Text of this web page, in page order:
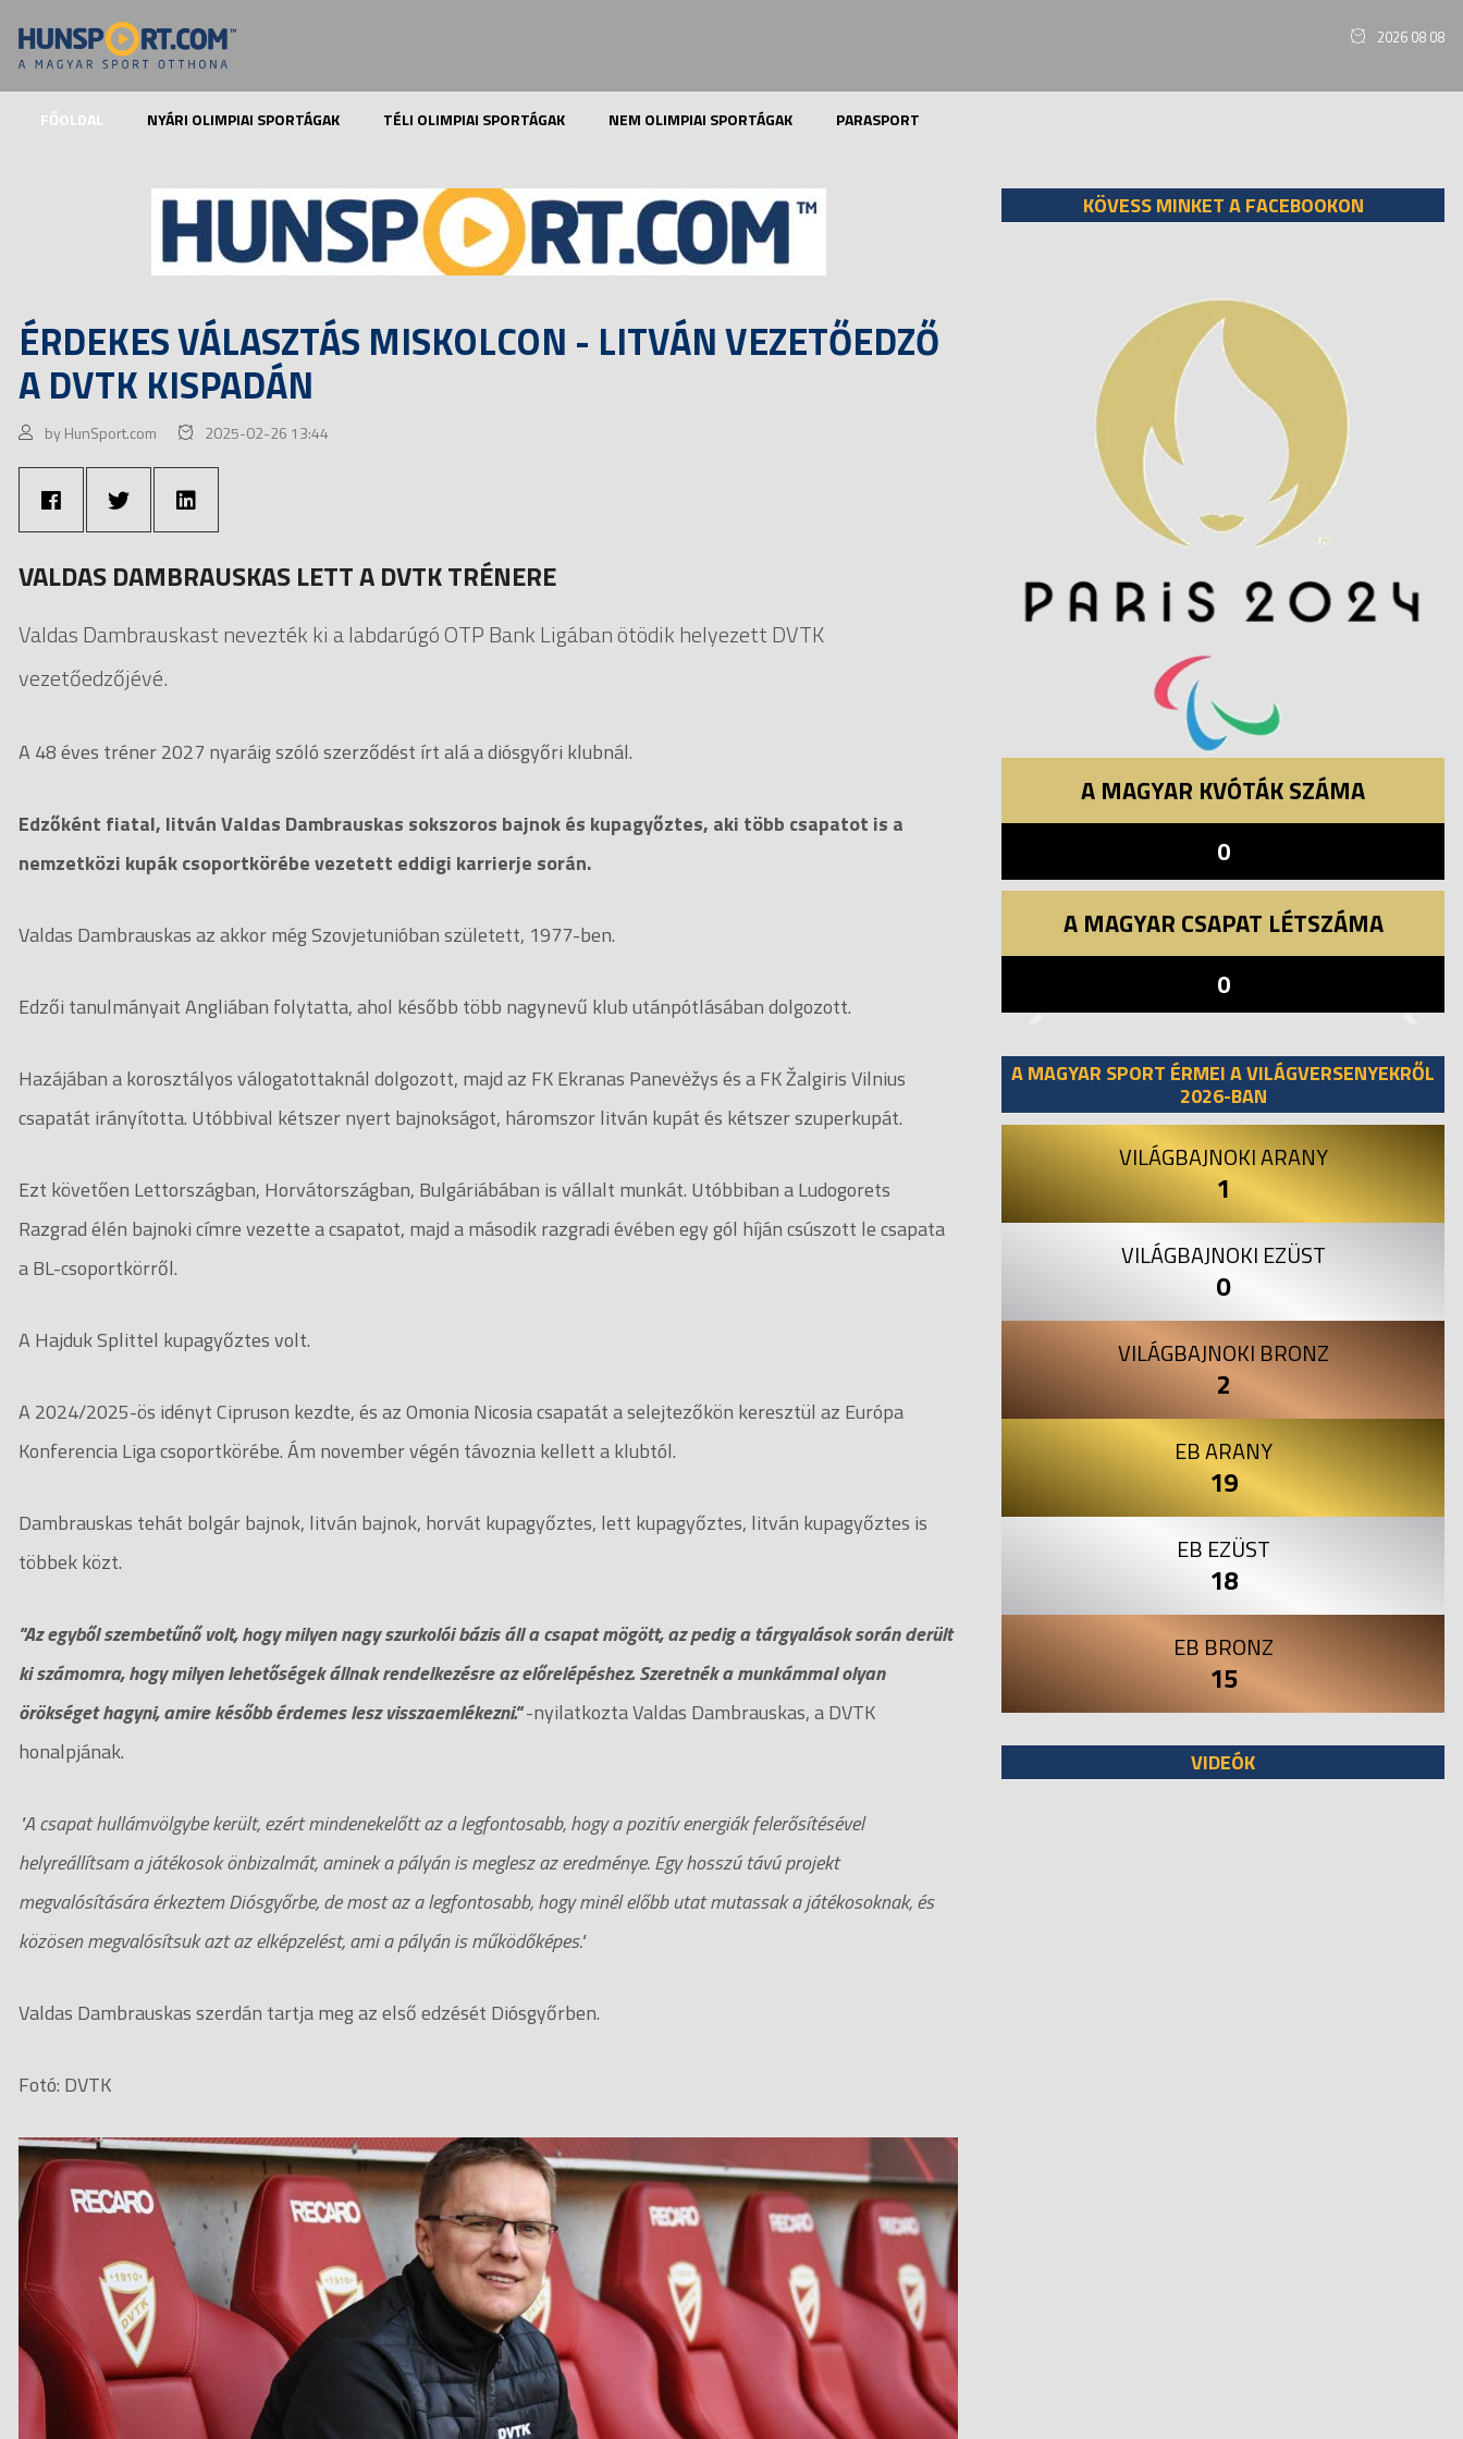
2026 08 08
FŐOLDAL NYÁRI OLIMPIAI SPORTÁGAK TÉLI OLIMPIAI SPORTÁGAK NEM OLIMPIAI SPORTÁGAK PARASPORT
ÉRDEKES VÁLASZTÁS MISKOLCON - LITVÁN VEZETŐEDZŐ
A DVTK KISPADÁN
by HunSport.com 2025-02-26 13:44
VALDAS DAMBRAUSKAS LETT A DVTK TRÉNERE
Valdas Dambrauskast nevezték ki a labdarúgó OTP Bank Ligában ötödik helyezett DVTK
vezetőedzőjévé.
A 48 éves tréner 2027 nyaráig szóló szerződést írt alá a diósgyőri klubnál.
Edzőként fiatal, litván Valdas Dambrauskas sokszoros bajnok és kupagyőztes, aki több csapatot is a
nemzetközi kupák csoportkörébe vezetett eddigi karrierje során.
Valdas Dambrauskas az akkor még Szovjetunióban született, 1977-ben.
Edzői tanulmányait Angliában folytatta, ahol később több nagynevű klub utánpótlásában dolgozott.
Hazájában a korosztályos válogatottaknál dolgozott, majd az FK Ekranas Panevėžys és a FK Žalgiris Vilnius
csapatát irányította. Utóbbival kétszer nyert bajnokságot, háromszor litván kupát és kétszer szuperkupát.
Ezt követően Lettországban, Horvátországban, Bulgáriábában is vállalt munkát. Utóbbiban a Ludogorets
Razgrad élén bajnoki címre vezette a csapatot, majd a második razgradi évében egy gól híján csúszott le csapata
a BL-csoportkörről.
A Hajduk Splittel kupagyőztes volt.
A 2024/2025-ös idényt Cipruson kezdte, és az Omonia Nicosia csapatát a selejtezőkön keresztül az Európa
Konferencia Liga csoportkörébe. Ám november végén távoznia kellett a klubtól.
Dambrauskas tehát bolgár bajnok, litván bajnok, horvát kupagyőztes, lett kupagyőztes, litván kupagyőztes is
többek közt.
"Az egyből szembetűnő volt, hogy milyen nagy szurkolói bázis áll a csapat mögött, az pedig a tárgyalások során derült
ki számomra, hogy milyen lehetőségek állnak rendelkezésre az előrelépéshez. Szeretnék a munkámmal olyan
örökséget hagyni, amire később érdemes lesz visszaemlékezni."-nyilatkozta Valdas Dambrauskas, a DVTK
honalpjának.
"A csapat hullámvölgybe került, ezért mindenekelőtt az a legfontosabb, hogy a pozitív energiák felerősítésével
helyreállítsam a játékosok önbizalmát, aminek a pályán is meglesz az eredménye. Egy hosszú távú projekt
megvalósítására érkeztem Diósgyőrbe, de most az a legfontosabb, hogy minél előbb utat mutassak a játékosoknak, és
közösen megvalósítsuk azt az elképzelést, ami a pályán is működőképes."
Valdas Dambrauskas szerdán tartja meg az első edzését Diósgyőrben.
Fotó: DVTK
KÖVESS MINKET A FACEBOOKON
A MAGYAR KVÓTÁK SZÁMA
0
A MAGYAR CSAPAT LÉTSZÁMA
0
A MAGYAR SPORT ÉRMEI A VILÁGVERSENYEKRŐL
2026-BAN
VILÁGBAJNOKI ARANY
1
VILÁGBAJNOKI EZÜST
0
VILÁGBAJNOKI BRONZ
2
EB ARANY
19
EB EZÜST
18
EB BRONZ
15
VIDEÓK